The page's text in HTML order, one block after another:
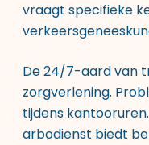
vraagt specifieke
De 24/7-aard van
zorgverlening.
tijdens
arbodienst biedt